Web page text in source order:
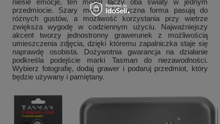
niesie emocje, ten model łączy oba światy w jednym
przedmiocie. Szary metal i klasyczna forma pasują do
różnych gustów, a możliwość korzystania przy wietrze
zwiększa wygodę w codziennym użyciu. Najważniejszy
akcent tworzy jednostronny grawerunek z możliwością
umieszczenia zdjęcia, dzięki któremu zapalniczka staje się
naprawdę osobista. Dożywotnia gwarancja na działanie
podkreśla podejście marki Tasman do niezawodności.
Wybierz fotografię, dodaj grawer i podaruj przedmiot, który
będzie używany i pamiętany.